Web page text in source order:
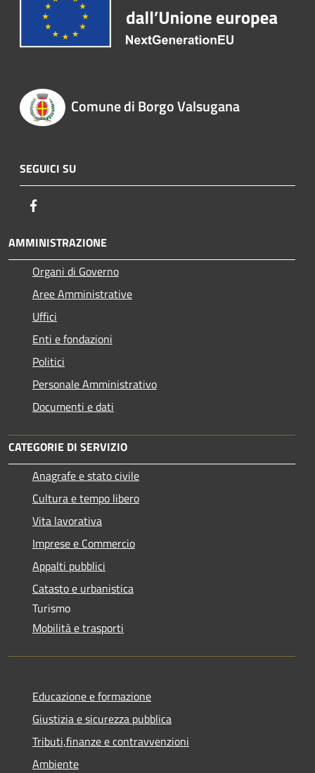
Comune di Borgo Valsugana
SEGUICI SU
AMMINISTRAZIONE
Organi di Governo
Aree Amministrative
Uffici
Enti e fondazioni
Politici
Personale Amministrativo
Documenti e dati
CATEGORIE DI SERVIZIO
Anagrafe e stato civile
Cultura e tempo libero
Vita lavorativa
Imprese e Commercio
Appalti pubblici
Catasto e urbanistica
Turismo
Mobilità e trasporti
Educazione e formazione
Giustizia e sicurezza pubblica
Tributi,finanze e contravvenzioni
Ambiente